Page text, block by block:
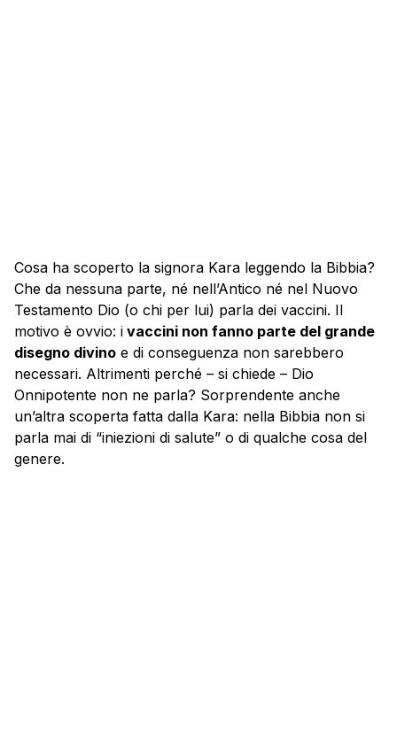
Cosa ha scoperto la signora Kara leggendo la Bibbia?
Che da nessuna parte, né nell’Antico né nel Nuovo
Testamento Dio (o chi per lui) parla dei vaccini. Il
motivo è ovvio: i vaccini non fanno parte del grande
disegno divino e di conseguenza non sarebbero
necessari. Altrimenti perché – si chiede – Dio
Onnipotente non ne parla? Sorprendente anche
un’altra scoperta fatta dalla Kara: nella Bibbia non si
parla mai di “iniezioni di salute” o di qualche cosa del
genere.